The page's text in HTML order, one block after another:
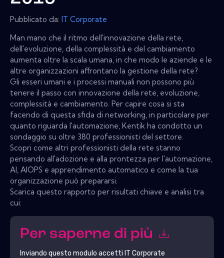
Pubblicato da: IT Corporate
Man mano che il ritmo dell'innovazione della rete,
dell'evoluzione, della complessità e del cambiamento
aumenta oltre la scala umana, in che modo le aziende e le
altre organizzazioni affrontano la gestione della rete?
Gli esseri umani e i processi manuali non possono più
tenere il passo con innovazione della rete, evoluzione,
complessità e cambiamento. Per capire cosa si sta
facendo di questa sfida di networking, in particolare per
quanto riguarda l'automazione, Kentik ha condotto un
sondaggio su oltre 380 professionisti del settore.
Scopri come altri professionisti della rete stanno
pensando all'adozione e alla prontezza per l'automazione,
AI, AIOPS e apprendimento automatico e come la tua
organizzazione può prepararsi.
Scarica questo rapporto per risultati chiave e analisi tra
cui:
Per saperne di più
Inviando questo modulo accetti IT Corporate